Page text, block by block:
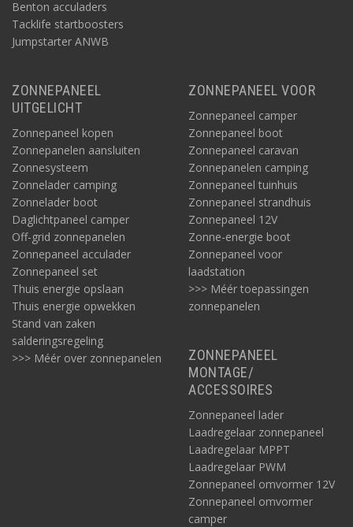
Benton acculaders
Tacklife startboosters
Jumpstarter ANWB
ZONNEPANEEL
UITGELICHT
Zonnepaneel kopen
Zonnepanelen aansluiten
Zonnesysteem
Zonnelader camping
Zonnelader boot
Daglichtpaneel camper
Off-grid zonnepanelen
Zonnepaneel acculader
Zonnepaneel set
Thuis energie opslaan
Thuis energie opwekken
Stand van zaken
salderingsregeling
>>> Méér over zonnepanelen
ZONNEPANEEL VOOR
Zonnepaneel camper
Zonnepaneel boot
Zonnepaneel caravan
Zonnepanelen camping
Zonnepaneel tuinhuis
Zonnepaneel strandhuis
Zonnepaneel 12V
Zonne-energie boot
Zonnepaneel voor
laadstation
>>> Méér toepassingen
zonnepanelen
ZONNEPANEEL
MONTAGE/
ACCESSOIRES
Zonnepaneel lader
Laadregelaar zonnepaneel
Laadregelaar MPPT
Laadregelaar PWM
Zonnepaneel omvormer 12V
Zonnepaneel omvormer
camper